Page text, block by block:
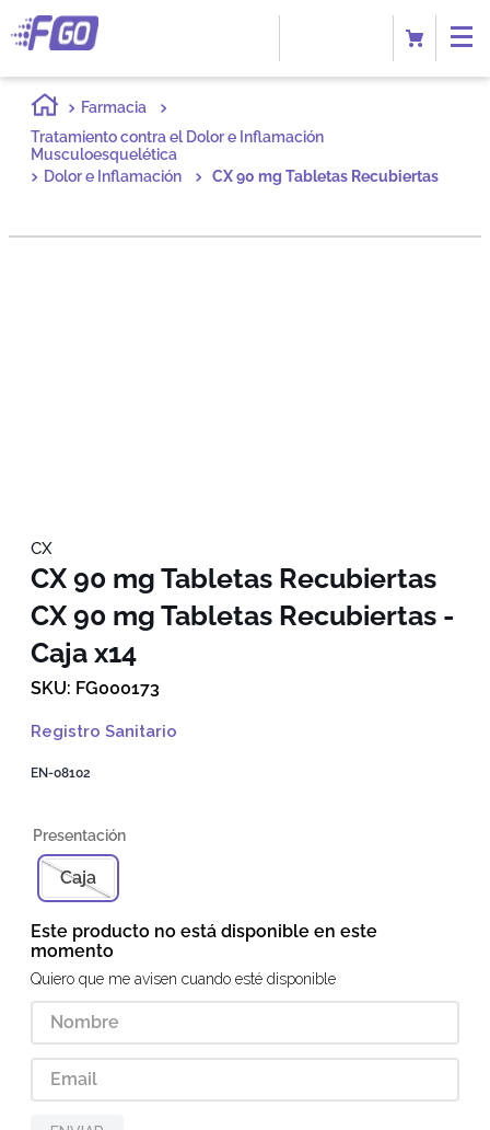
Farmacia
Tratamiento contra el Dolor e Inflamación
Musculoesquelética
Dolor e Inflamación
CX 90 mg Tabletas Recubiertas
CX
CX 90 mg Tabletas Recubiertas
CX 90 mg Tabletas Recubiertas -
Caja x14
FG000173
Registro Sanitario
EN-08102
Caja
Este producto no está disponible en este
momento
Quiero que me avisen cuando esté disponible